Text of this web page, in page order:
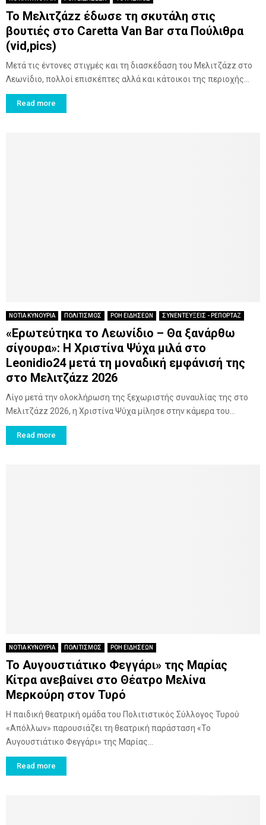
Το Μελιτζάzz έδωσε τη σκυτάλη στις
βουτιές στο Caretta Van Bar στα Πούλιθρα
(vid,pics)
Μετά τις έντονες στιγμές και τη διασκέδαση του Μελιτζάzz στο
Λεωνίδιο, πολλοί επισκέπτες αλλά και κάτοικοι της περιοχής...
Read more
ΝΟΤΙΑ ΚΥΝΟΥΡΙΑ ΠΟΛΙΤΙΣΜΟΣ ΡΟΗ ΕΙΔΗΣΕΩΝ ΣΥΝΕΝΤΕΥΞΕΙΣ - ΡΕΠΟΡΤΑΖ
«Ερωτεύτηκα το Λεωνίδιο – Θα ξανάρθω
σίγουρα»: Η Χριστίνα Ψύχα μιλά στο
Leonidio24 μετά τη μοναδική εμφάνισή της
στο Μελιτζάzz 2026
Λίγο μετά την ολοκλήρωση της ξεχωριστής συναυλίας της στο
Μελιτζάzz 2026, η Χριστίνα Ψύχα μίλησε στην κάμερα του...
Read more
ΝΟΤΙΑ ΚΥΝΟΥΡΙΑ ΠΟΛΙΤΙΣΜΟΣ ΡΟΗ ΕΙΔΗΣΕΩΝ
Το Αυγουστιάτικο Φεγγάρι» της Μαρίας
Κίτρα ανεβαίνει στο Θέατρο Μελίνα
Μερκούρη στον Τυρό
Η παιδική θεατρική ομάδα του Πολιτιστικός Σύλλογος Τυρού
«Απόλλων» παρουσιάζει τη θεατρική παράσταση «Το
Αυγουστιάτικο Φεγγάρι» της Μαρίας...
Read more